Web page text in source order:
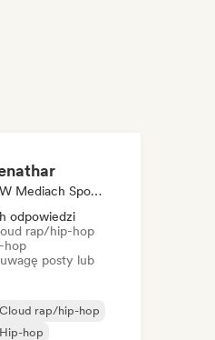
Influencer W Mediach Społecznościowych
odpowiedzi
rap/hip-hop
hop
posty lub
Cloud rap/hip-hop
Hip-hop